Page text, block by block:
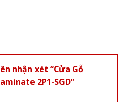
nhận xét “Cửa Gỗ
2P1-SGD”